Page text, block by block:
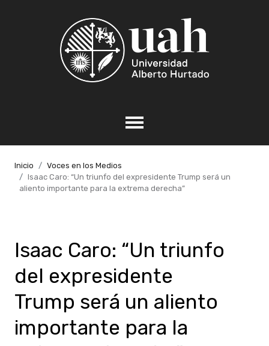
Inicio
Voces en los Medios
Isaac Caro: “Un triunfo del expresidente Trump será un
aliento importante para la extrema derecha”
Isaac Caro: “Un triunfo
del expresidente
Trump será un aliento
importante para la